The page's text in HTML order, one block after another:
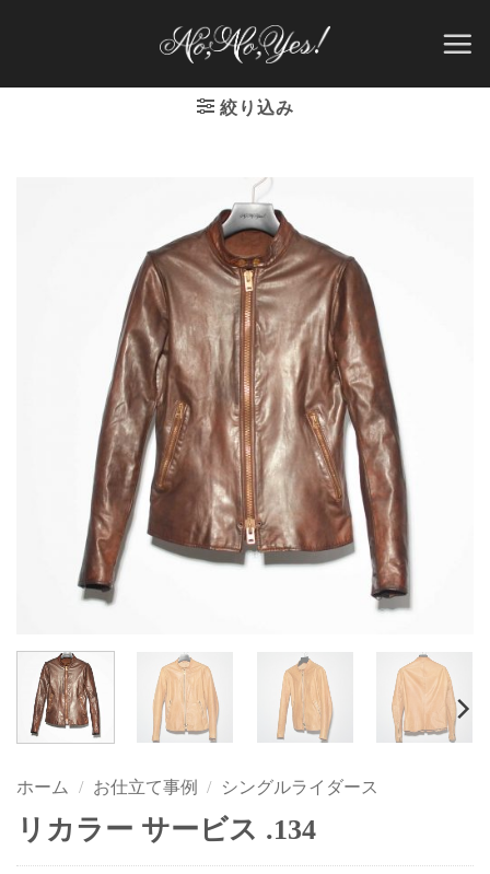
絞り込み
ホーム / お仕立て事例 / シングルライダース
リカラー サービス .134